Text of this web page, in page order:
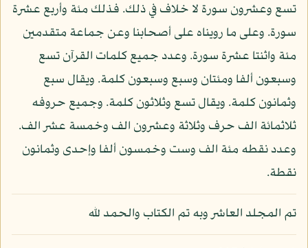
تسع وعشرون سورة لا خلاف في ذلك. فذلك مئة وأربع عشرة
سورة. وعلى ما رويناه على أصحابنا وعن جماعة متقدمين
مئة واثنتا عشرة سورة. وعدد جميع كلمات القرآن تسع
وسبعون ألفا ومئتان وسبع وسبعون كلمة. ويقال سبع
وثمانون كلمة. ويقال تسع وثلاثون كلمة. وجميع حروفه
ثلاثمائة الف حرف وثلاثة وعشرون الف وخمسة عشر الف.
وعدد نقطه مئة الف وست وخمسون ألفا وإحدى وثمانون
نقطة.
تم المجلد العاشر وبه تم الكتاب والحمد لله